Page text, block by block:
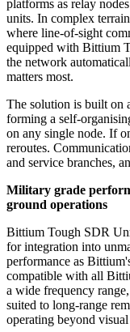
platforms as relay
units. In complex
where line-of-sight
equipped with Bittium
the network
matters most.
The solution is built on
forming a self-
on any single node. If
reroutes.
and service branches,
Military grade
ground operations
Bittium Tough SDR
for integration into
performance as
compatible with all
a wide frequency
suited to long-range
operating beyond